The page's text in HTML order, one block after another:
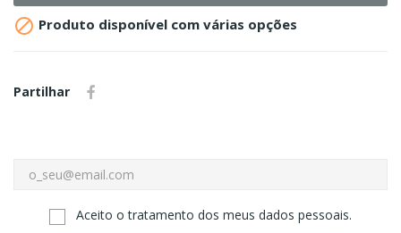
 Produto disponível com várias opções
Partilhar
Aceito o tratamento dos meus dados pessoais.